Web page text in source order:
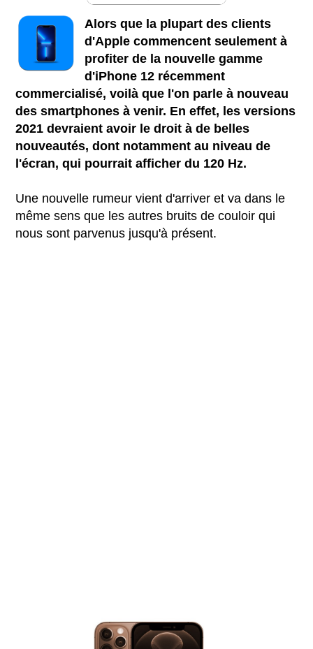
Alors que la plupart des clients
d'Apple commencent seulement à
profiter de la nouvelle gamme
d'iPhone 12 récemment
commercialisé, voilà que l'on parle à nouveau
des smartphones à venir. En effet, les versions
2021 devraient avoir le droit à de belles
nouveautés, dont notamment au niveau de
l'écran, qui pourrait afficher du 120 Hz.
Une nouvelle rumeur vient d'arriver et va dans le
même sens que les autres bruits de couloir qui
nous sont parvenus jusqu'à présent.